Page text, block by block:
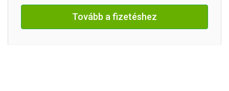
Tovább a fizetéshez